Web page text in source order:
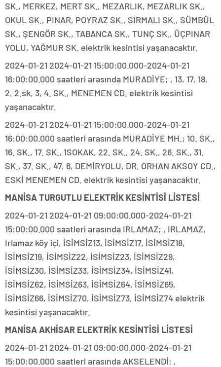
SK., MERKEZ, MERT SK., MEZARLIK, MEZARLIK SK.,
OKUL SK., PINAR, POYRAZ SK., SIRMALI SK., SÜMBÜL
SK., ŞENGÖR SK., TABANCA SK., TUNÇ SK., ÜÇPINAR
YOLU, YAĞMUR SK. elektrik kesintisi yaşanacaktır.
2024-01-21 2024-01-21 15:00:00.000-2024-01-21
16:00:00.000 saatleri arasında MURADİYE; , 13, 17, 18,
2, 2.sk, 3, 4. SK., MENEMEN CD. elektrik kesintisi
yaşanacaktır.
2024-01-21 2024-01-21 15:00:00.000-2024-01-21
16:00:00.000 saatleri arasında MURADİYE MH.; 10. SK.,
16. SK., 17. SK., 1SOKAK, 22. SK., 24. SK., 26. SK., 31.
SK., 37. SK., 47, 6, DEMİRYOLU, DR. ORHAN AKSOY CD.,
ESKİ MENEMEN CD. elektrik kesintisi yaşanacaktır.
MANİSA TURGUTLU ELEKTRİK KESİNTİSİ LİSTESİ
2024-01-21 2024-01-21 09:00:00.000-2024-01-21
15:00:00.000 saatleri arasında IRLAMAZ; , IRLAMAZ,
Irlamaz köy içi, İSİMSİZ13, İSİMSİZ17, İSİMSİZ18,
İSİMSİZ19, İSİMSİZ22, İSİMSİZ23, İSİMSİZ29,
İSİMSİZ30, İSİMSİZ33, İSİMSİZ34, İSİMSİZ41,
İSİMSİZ62, İSİMSİZ63, İSİMSİZ64, İSİMSİZ65,
İSİMSİZ66, İSİMSİZ70, İSİMSİZ73, İSİMSİZ74 elektrik
kesintisi yaşanacaktır.
MANİSA AKHİSAR ELEKTRİK KESİNTİSİ LİSTESİ
2024-01-21 2024-01-21 09:00:00.000-2024-01-21
15:00:00.000 saatleri arasında AKSELENDİ; ,